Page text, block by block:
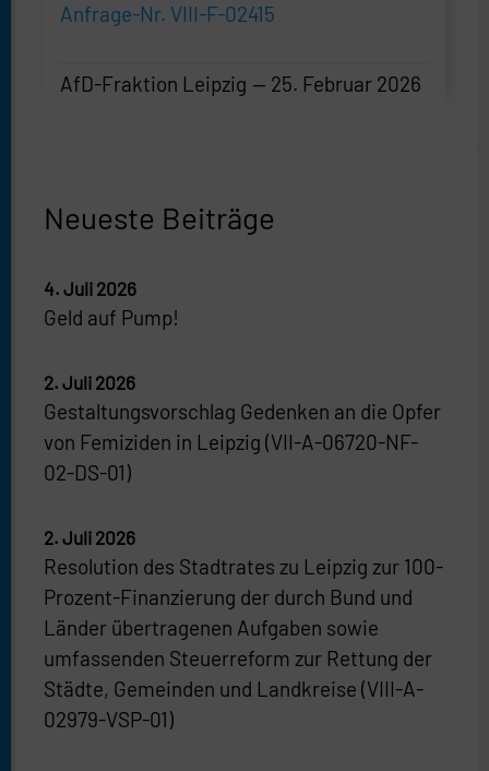
Anfrage-Nr. VIII-F-02415
AfD-Fraktion Leipzig 25. Februar 2026
AfD-Fraktion Leipzig — 25. Februar 2026
Neueste Beiträge
Geld auf Pump!
4. Juli 2026
Gestaltungsvorschlag Gedenken an die Opfer
von Femiziden in Leipzig (VII-A-06720-NF-
02-DS-01)
2. Juli 2026
Resolution des Stadtrates zu Leipzig zur 100-
Prozent-Finanzierung der durch Bund und
Länder übertragenen Aufgaben sowie
umfassenden Steuerreform zur Rettung der
Städte, Gemeinden und Landkreise (VIII-A-
02979-VSP-01)
2. Juli 2026